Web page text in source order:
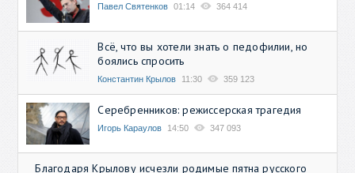
Павел Святенков 01:14 364 414
Всё, что вы хотели знать о педофилии, но
боялись спросить
Константин Крылов 11:30 359 123
Серебренников: режиссерская трагедия
Игорь Караулов 14:50 347 093
Благодаря Крылову исчезли родимые пятна русского